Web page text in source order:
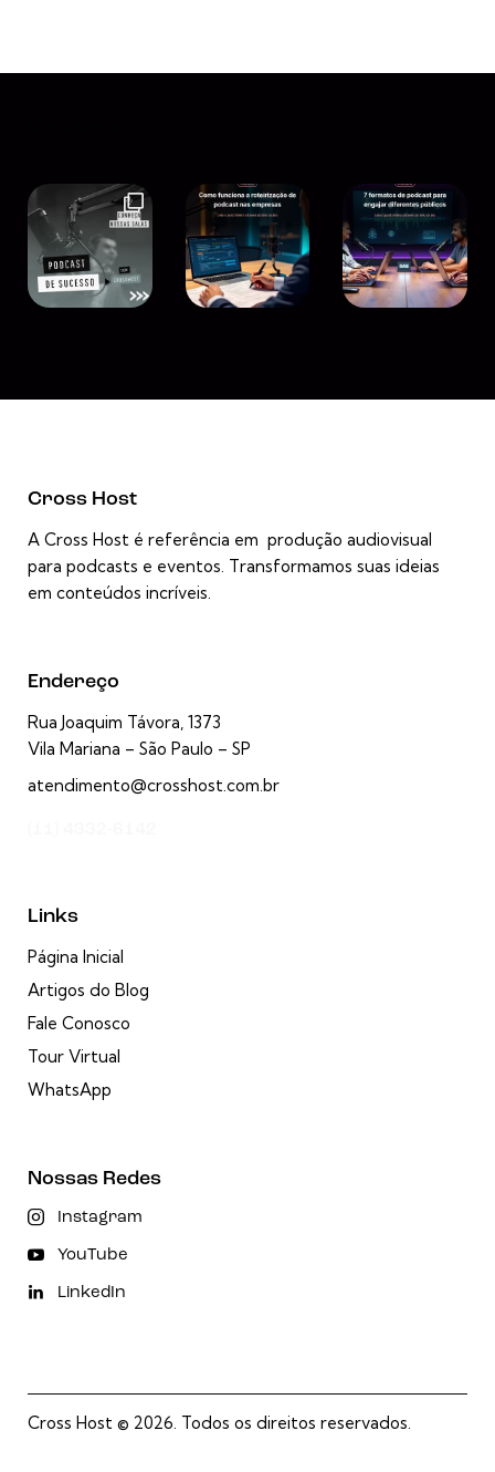
Cross Host
A Cross Host é referência em produção audiovisual
para podcasts e eventos. Transformamos suas ideias
em conteúdos incríveis.
Endereço
Rua Joaquim Távora, 1373
Vila Mariana – São Paulo – SP
atendimento@crosshost.com.br
Links
Página Inicial
Artigos do Blog
Fale Conosco
Tour Virtual
WhatsApp
Nossas Redes
Instagram
YouTube
LinkedIn
Cross Host © 2026. Todos os direitos reservados.